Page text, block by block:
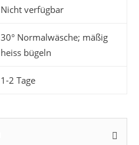
Nicht verfügbar
30° Normalwäsche; mäßig
heiss bügeln
1-2 Tage